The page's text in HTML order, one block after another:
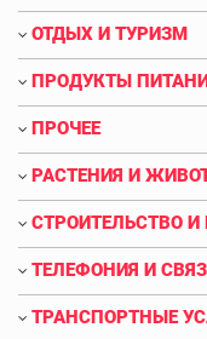
ОТДЫХ И ТУРИЗМ
ПРОДУКТЫ
ПРОЧЕЕ
РАСТЕНИЯ И
СТРОИТЕЛЬСТВО
ТЕЛЕФОНИЯ И
ТРАНСПОРТНЫЕ